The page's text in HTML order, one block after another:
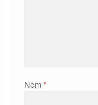
Nom *